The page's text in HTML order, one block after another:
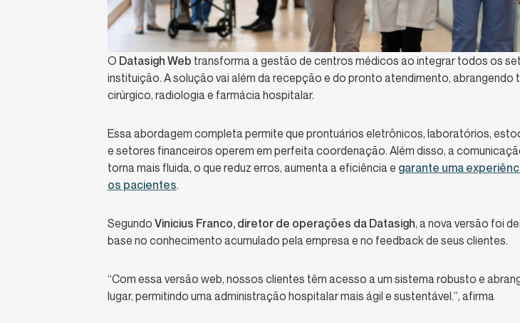
O Datasigh Web transforma a gestão de centros médicos ao integrar todos os
instituição. A solução vai além da recepção e do pronto atendimento, abrangendo
cirúrgico, radiologia e farmácia hospitalar.
Essa abordagem completa permite que prontuários eletrônicos, laboratórios,
e setores financeiros operem em perfeita coordenação. Além disso, a
torna mais fluida, o que reduz erros, aumenta a eficiência e garante uma
os pacientes.
Segundo Vinicius Franco, diretor de operações da Datasigh, a nova versão foi
base no conhecimento acumulado pela empresa e no feedback de seus clientes.
“Com essa versão web, nossos clientes têm acesso a um sistema robusto e
lugar, permitindo uma administração hospitalar mais ágil e sustentável.”, afirma